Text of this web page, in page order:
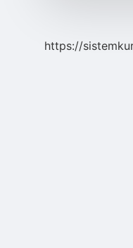
https://